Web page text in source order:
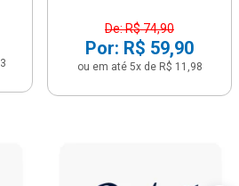
De: R$ 74,90
Por: R$ 59,90
ou em até 5x de R$ 11,98